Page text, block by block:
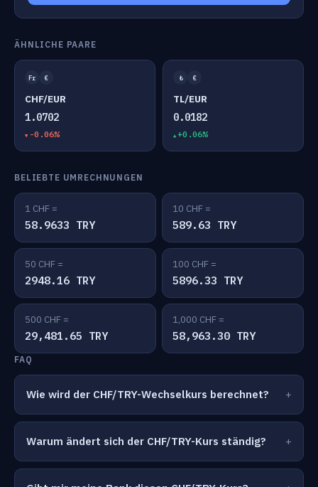
ÄHNLICHE PAARE
Fr €
CHF/EUR
1.0702
-0.06%
₺ €
TL/EUR
0.0182
+0.06%
BELIEBTE UMRECHNUNGEN
1 CHF =
58.9633 TRY
10 CHF =
589.63 TRY
50 CHF =
2948.16 TRY
100 CHF =
5896.33 TRY
500 CHF =
29,481.65 TRY
1,000 CHF =
58,963.30 TRY
FAQ
Wie wird der CHF/TRY-Wechselkurs berechnet?
Warum ändert sich der CHF/TRY-Kurs ständig?